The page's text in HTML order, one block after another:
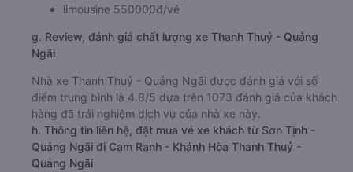
limousine 550000đ/vé
g. Review, đánh giá chất lượng xe Thanh Thuỷ - Quảng
Ngãi
Nhà xe Thanh Thuỷ - Quảng Ngãi được đánh giá với số
điểm trung bình là 4.8/5 dựa trên 1073 đánh giá của khách
hàng đã trải nghiệm dịch vụ của nhà xe này.
h. Thông tin liên hệ, đặt mua vé xe khách từ Sơn Tịnh -
Quảng Ngãi đi Cam Ranh - Khánh Hòa Thanh Thuỷ -
Quảng Ngãi